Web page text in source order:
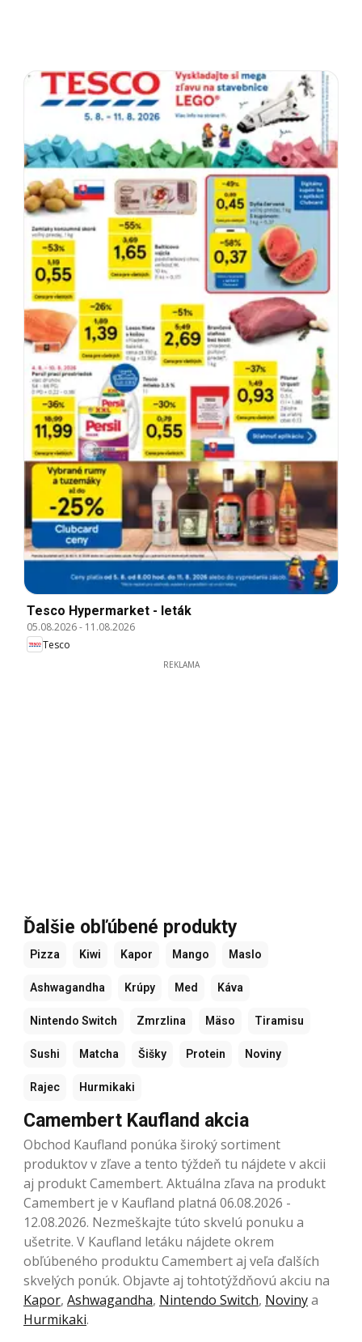
Tesco Hypermarket - leták
05.08.2026- 11.08.2026
Tesco
REKLAMA
Ďalšie obľúbené produkty
Pizza Kiwi Kapor Mango Maslo
Ashwagandha Krúpy Med Káva
Nintendo Switch Zmrzlina Mäso Tiramisu
Sushi Matcha Šišky Protein Noviny
Rajec Hurmikaki
Camembert Kaufland akcia
Obchod Kaufland ponúka široký sortiment
produktov v zľave a tento týždeň tu nájdete v akcii
aj produkt Camembert. Aktuálna zľava na produkt
Camembert je v Kaufland platná 06.08.2026 -
12.08.2026. Nezmeškajte túto skvelú ponuku a
ušetrite. V Kaufland letáku nájdete okrem
obľúbeného produktu Camembert aj veľa ďalších
skvelých ponúk. Objavte aj tohtotýždňovú akciu na
Kapor, Ashwagandha, Nintendo Switch, Novinya
Hurmikaki.